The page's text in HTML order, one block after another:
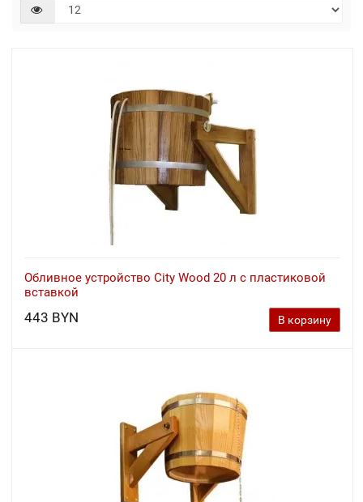
Обливное устройство City Wood 20 л с пластиковой
вставкой
443 BYN В корзину